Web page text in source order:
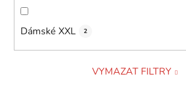
Dámské XXL 2
VYMAZAT FILTRY